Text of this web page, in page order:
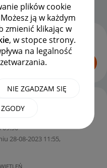
plików cookie
ją w każdym
zmienić klikając w
, w stopce strony.
na legalność
NIE ZGADZAM SIĘ
OPCJE
TEMAT
wskazanym id
09:50
‎28-08-2023 11:55,